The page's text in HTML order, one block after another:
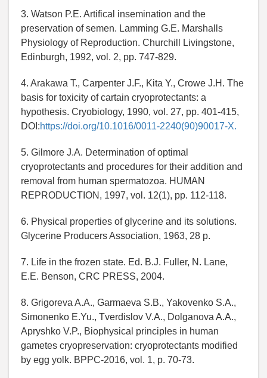
3. Watson P.E. Artifical insemination and the
preservation of semen. Lamming G.E. Marshalls
Physiology of Reproduction. Churchill Livingstone,
Edinburgh, 1992, vol. 2, pp. 747-829.
4. Arakawa T., Carpenter J.F., Kita Y., Crowe J.H. The
basis for toxicity of cartain cryoprotectants: a
hypothesis. Cryobiology, 1990, vol. 27, pp. 401-415,
DOI:https://doi.org/10.1016/0011-2240(90)90017-X.
5. Gilmore J.A. Determination of optimal
cryoprotectants and procedures for their addition and
removal from human spermatozoa. HUMAN
REPRODUCTION, 1997, vol. 12(1), рp. 112-118.
6. Physical properties of glycerine and its solutions.
Glycerine Producers Association, 1963, 28 p.
7. Life in the frozen state. Ed. B.J. Fuller, N. Lane,
E.E. Benson, CRC PRESS, 2004.
8. Grigoreva A.A., Garmaeva S.B., Yakovenko S.A.,
Simonenko E.Yu., Tverdislov V.A., Dolganova A.A.,
Apryshko V.P., Biophysical principles in human
gametes cryopreservation: cryoprotectants modified
by egg yolk. BPPC-2016, vol. 1, p. 70-73.